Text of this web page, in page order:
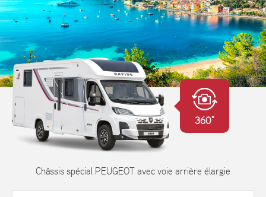
360°
Châssis spécial PEUGEOT avec voie arrière élargie